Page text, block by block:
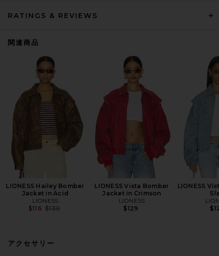
RATINGS & REVIEWS
関連商品
LIONESS Hailey Bomber
Jacket in Acid
LIONESS
$116 Previous price:
$130
LIONESS Vista Bomber
Jacket in Crimson
LIONESS
$129
LIONESS
アクセサリー